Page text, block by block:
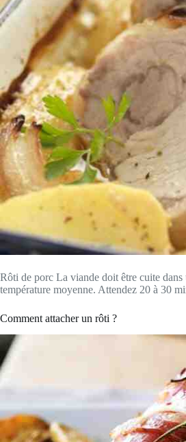
Rôti de porc La viande doit être cuite dans
température moyenne. Attendez 20 à 30
Comment attacher un rôti ?